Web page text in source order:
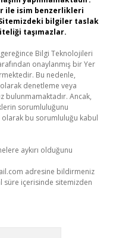
ile isim benzerlikleri
bilgiler taslak
taşımazlar.
gereğince Bilgi Teknolojileri
onaylanmış bir Yer
Bu nedenle,
denetleme veya
bulunmamaktadır. Ancak,
sorumluluğunu
olarak bu sorumluluğu kabul
aykırı olduğunu
adresine bildirmeniz
süre içerisinde sitemizden